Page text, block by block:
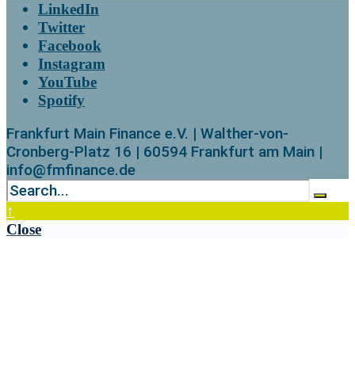
LinkedIn
Twitter
Facebook
Instagram
YouTube
Spotify
Frankfurt Main Finance e.V. | Walther-von-
Cronberg-Platz 16 | 60594 Frankfurt am Main |
info@fmfinance.de
↑
Close